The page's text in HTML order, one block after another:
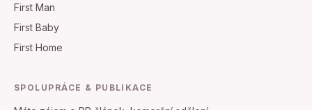
First Man
First Baby
First Home
SPOLUPRÁCE & PUBLIKACE